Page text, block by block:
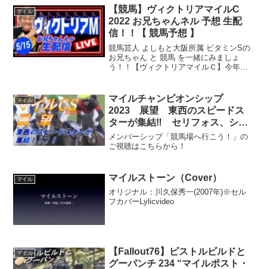
マイル
【競馬】ヴィクトリアマイルC
2022 お兄ちゃんネル 予想 生配
信！！【 競馬予想 】
競馬芸人 よしもと大阪所属 ビタミンSの
お兄ちゃん と 競馬 を一緒にみましょ
う！！【ヴィクトリアマイルＣ】今年は
る馬たちも参戦と、史上最高のメンバー
が揃った一線...
マイル
マイルチャンピオンシップ
2023 展望 東西のスピードス
ターが集結‼ セリフォス、シュ
ネルマイスター等 元馬術選手の
コラム by アラシ
メンバーシップ「競馬場へ行こう！」の
ご視聴はこちらから！
マイル マイルストーン（Cover）
オリジナル：川久保秀一(2007年)※セル
フカバーLylicvideo
マイル
【Fallout76】ピストルビルドと
グーパンチ 234 “マイルポスト・